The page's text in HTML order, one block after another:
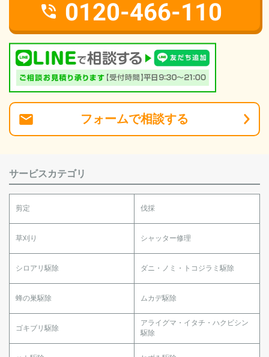
0120-466-110
フォームで相談する
サービスカテゴリ
剪定 伐採
草刈り シャッター修理
シロアリ駆除 ダニ・ノミ・トコジラミ駆除
蜂の巣駆除 ムカデ駆除
ゴキブリ駆除
アライグマ・イタチ・ハクビシン
駆除